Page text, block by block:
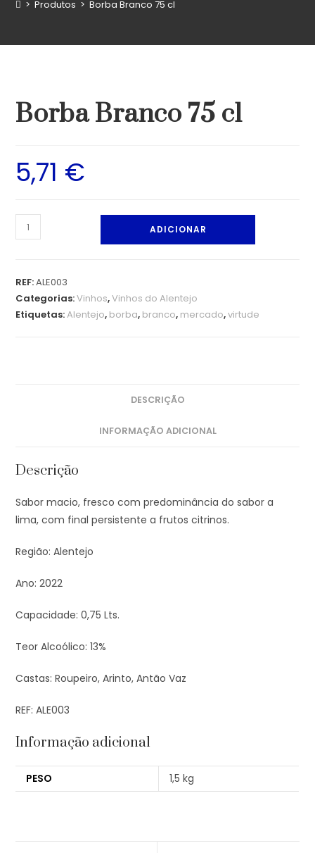
> Produtos > Borba Branco 75 cl
Borba Branco 75 cl
5,71 €
ADICIONAR
REF:ALE003
Categorias:Vinhos,Vinhos do Alentejo
Etiquetas:Alentejo, borba, branco, mercado,virtude
DESCRIÇÃO
INFORMAÇÃO ADICIONAL
Descrição
Sabor macio, fresco com predominância do sabor a
lima, com final persistente a frutos citrinos.
Região:Alentejo
Ano:2022
Capacidade:0,75 Lts.
Teor Alcoólico:13%
Castas:Roupeiro, Arinto, Antão Vaz
REF: ALE003
Informação adicional
PESO 1,5 kg